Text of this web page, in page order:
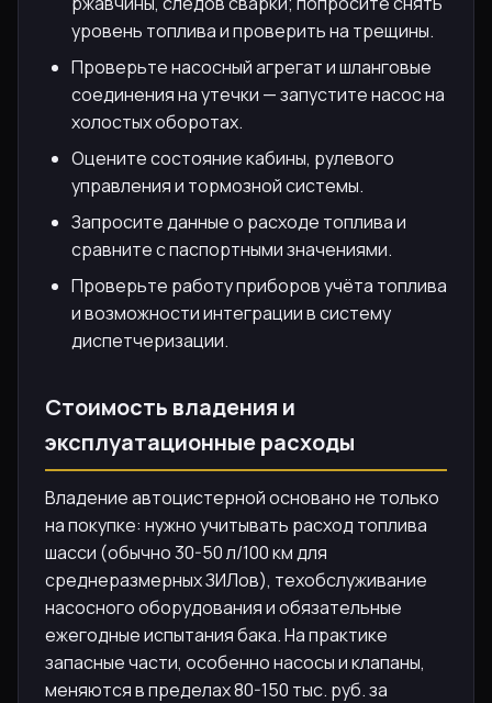
уровень топлива и проверить на трещины.
Проверьте насосный агрегат и шланговые
соединения на утечки — запустите насос на
холостых оборотах.
Оцените состояние кабины, рулевого
управления и тормозной системы.
Запросите данные о расходе топлива и
сравните с паспортными значениями.
Проверьте работу приборов учёта топлива
и возможности интеграции в систему
диспетчеризации.
Стоимость владения и
эксплуатационные расходы
Владение автоцистерной основано не только
на покупке: нужно учитывать расход топлива
шасси (обычно 30-50 л/100 км для
среднеразмерных ЗИЛов), техобслуживание
насосного оборудования и обязательные
ежегодные испытания бака. На практике
запасные части, особенно насосы и клапаны,
меняются в пределах 80-150 тыс. руб. за